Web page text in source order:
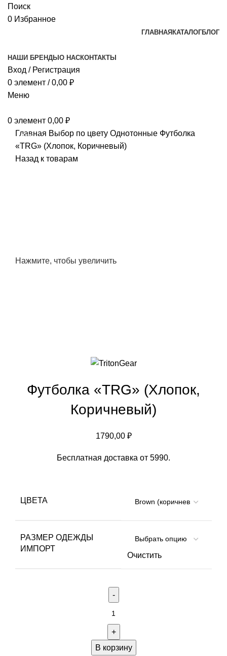
Поиск
0 Избранное
ГЛАВНАЯ КАТАЛОГБЛОГ
НАШИ БРЕНДЫ О НАСКОНТАКТЫ
Вход / Регистрация
0 элемент / 0,00 ₽
Меню
0 элемент 0,00 ₽
Главная Выбор по цвету Однотонные Футболка
«TRG» (Хлопок, Коричневый)
Назад к товарам
Нажмите, чтобы увеличить
Футболка «TRG» (Хлопок,
Коричневый)
1790,00 ₽
Бесплатная доставка от 5990.
ЦВЕТА
РАЗМЕР ОДЕЖДЫ
ИМПОРТ
Очистить
В корзину
-14%